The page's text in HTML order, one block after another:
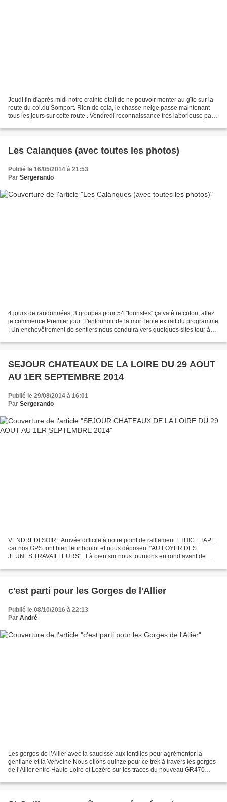
Jeudi fin d'après-midi notre crainte était de ne pouvoir monter au gîte sur la
route du col.du Somport. Rien de cela, le chasse-neige passe maintenant
tous les jours sur cette route . Vendredi reconnaissance très laborieuse par
Les Calanques (avec toutes les photos)
Publié le 16/05/2014 à 21:53
Par Sergerando
4 jours de randonnées, 3 groupes pour 54 "touristes" ça va être coton, allez
je commence Premier jour : l'entonnoir de la mort lente extrait du programme
; Un enchevêtrement de sentiers nous conduira vers quelques sites tour à
SEJOUR CHATEAUX DE LA LOIRE DU 29 AOUT
AU 1ER SEPTEMBRE 2014
Publié le 29/08/2014 à 16:01
Par Sergerando
VENDREDI SOIR : Arrivée difficile à notre point de ralliement ETHIC ETAPE
car nos GPS font bien leur boulot et nous déposent "AU FOYER DES
JEUNES TRAVAILLEURS" . Là bien sur nous tournons en rond avant de
c'est parti pour les Gorges de l'Allier
Publié le 08/10/2016 à 22:13
Par André
Les gorges de l’Allier avec la saucisse aux lentilles pour agrémenter la
gentiane et la Verveine Nous étions quinze pour ce trek à travers les gorges
de l’Allier entre Haute Loire et Lozère sur les traces du nouveau GR470